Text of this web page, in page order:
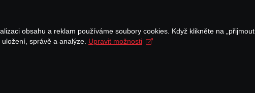
obsahu a reklam používáme soubory cookies. Když klikněte na „přijmout
správě a analýze. Upravit možnosti